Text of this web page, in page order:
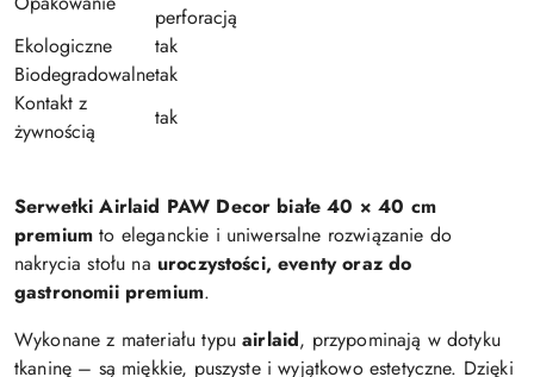
perforacją
Ekologiczne
tak
Biodegradowalnetak
Kontakt z
żywnością
tak
Serwetki Airlaid PAW Decor białe 40 × 40 cm
premium to eleganckie i uniwersalne rozwiązanie do
nakrycia stołu na uroczystości, eventy oraz do
gastronomii premium.
Wykonane z materiału typuairlaid, przypominają w dotyku
tkaninę – są miękkie, puszyste i wyjątkowo estetyczne. Dzięki